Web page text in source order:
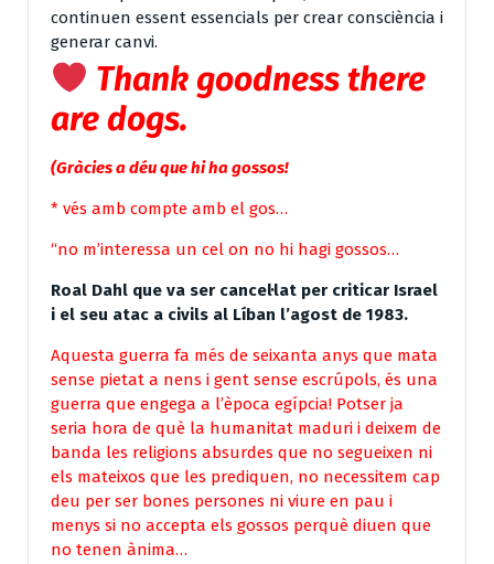
continuen essent essencials per crear consciència i
generar canvi.
Thank goodness there
are dogs.
(Gràcies a déu que hi ha gossos!
* vés amb compte amb el gos…
“no m’interessa un cel on no hi hagi gossos…
Roal Dahl que va ser cancel·lat per criticar Israel
i el seu atac a civils al Líban l’agost de 1983.
Aquesta guerra fa més de seixanta anys que mata
sense pietat a nens i gent sense escrúpols, és una
guerra que engega a l’època egípcia! Potser ja
seria hora de què la humanitat maduri i deixem de
banda les religions absurdes que no segueixen ni
els mateixos que les prediquen, no necessitem cap
deu per ser bones persones ni viure en pau i
menys si no accepta els gossos perquè diuen que
no tenen ànima…